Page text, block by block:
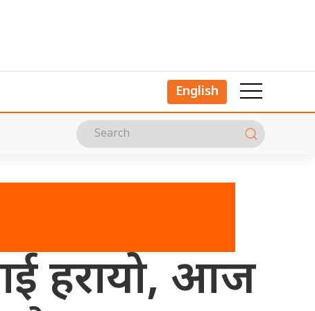
English
हरायो, आज